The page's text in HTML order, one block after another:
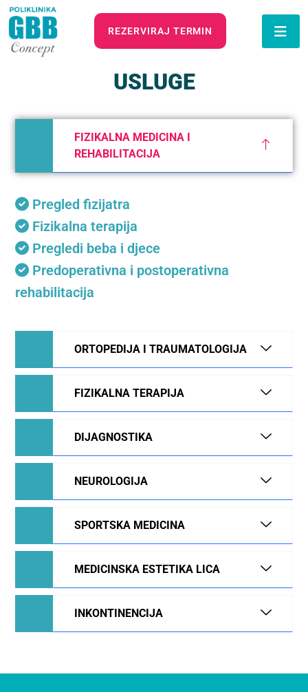
REZERVIRAJ TERMIN
USLUGE
FIZIKALNA MEDICINA I
REHABILITACIJA
Pregled fizijatra
Fizikalna terapija
Pregledi beba i djece
Predoperativna i postoperativna
rehabilitacija
ORTOPEDIJA I TRAUMATOLOGIJA
FIZIKALNA TERAPIJA
DIJAGNOSTIKA
NEUROLOGIJA
SPORTSKA MEDICINA
MEDICINSKA ESTETIKA LICA
INKONTINENCIJA